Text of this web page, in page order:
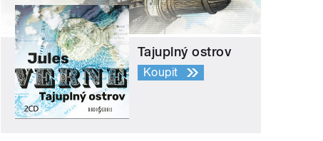
Tajuplný ostrov
Koupit